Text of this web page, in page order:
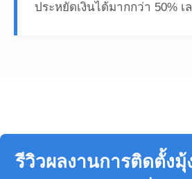
ประหยัดเงินได้มากกว่า 50% เ
รีวิวผลงานการติดตั้ง